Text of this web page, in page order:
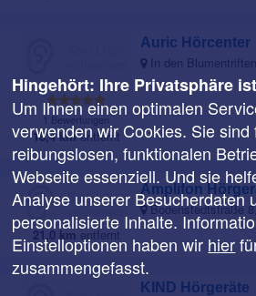
1 Bewertungen
18,4 kmentfernt
Auric Hörcenter
In den
21,0 kmentfernt
Amplifon
Bodenstedtstraße
KIND Hörgeräte
Hingehört: Ihre Privatsphäre
Um Ihnen einen optimalen
verwenden wir Cookies. Sie sind
reibungslosen, funktionalen
Webseite essenziell. Und sie
Analyse unserer Besucherdaten
personalisierte Inhalte.
Einstelloptionen haben wir hier
zusammengefasst.